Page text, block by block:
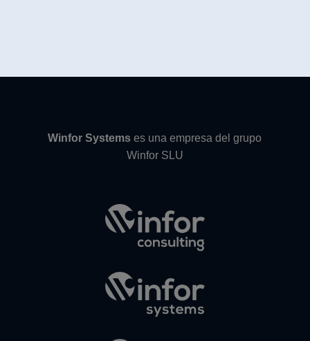
Winfor Systems es una empresa del grupo
Winfor SLU